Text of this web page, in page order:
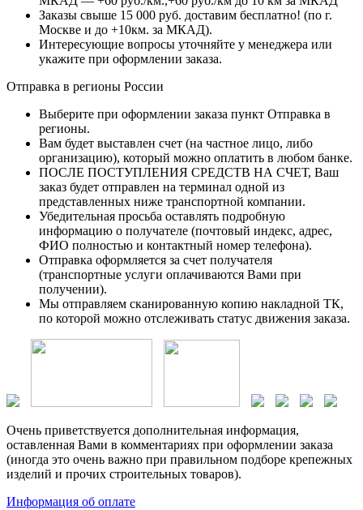
Заказы свыше 15 000 руб. доставим бесплатно! (по г.
Москве и до +10км. за МКАД).
Интересующие вопросы уточняйте у менеджера или
укажите при оформлении заказа.
Отправка в регионы России
Выберите при оформлении заказа пункт Отправка в
регионы.
Вам будет выставлен счет (на частное лицо, либо
организацию), который можно оплатить в любом банке.
ПОСЛЕ ПОСТУПЛЕНИЯ СРЕДСТВ НА СЧЕТ, Ваш
заказ будет отправлен на терминал одной из
представленных ниже транспортной компании.
Убедительная просьба оставлять подробную
информацию о получателе (почтовый индекс, адрес,
ФИО полностью и контактный номер телефона).
Отправка оформляется за счет получателя
(транспортные услуги оплачиваются Вами при
получении).
Мы отправляем сканированную копию накладной ТК,
по которой можно отслеживать статус движения заказа.
Очень приветствуется дополнительная информация,
оставленная Вами в комментариях при оформлении заказа
(иногда это очень важно при правильном подборе крепежных
изделий и прочих строительных товаров).
Информация об оплате